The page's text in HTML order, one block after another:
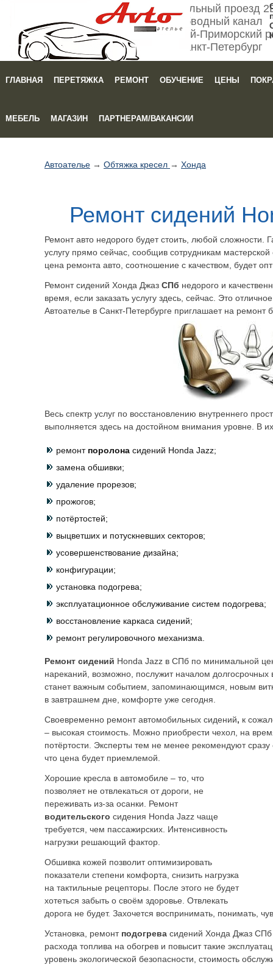
Мебельный проезд
Обводный канал
Кировский-Приморский
Санкт-Петербург
ГЛАВНАЯ ПЕРЕТЯЖКА РЕМОНТ ОБУЧЕНИЕ ЦЕНЫ
МЕБЕЛЬ МАГАЗИН ПАРТНЕРАМ/ВАКАНСИИ
Автоателье → Обтяжка кресел → Хонда
Ремонт сидений
Ремонт авто недорого будет стоить, любой сложности.
услугу прямо сейчас, сообщив сотрудникам
цена ремонта авто, соотношение с качеством, будет
Ремонт сидений Хонда Джаз СПб недорого и
время, если заказать услугу здесь, сейчас. Это
Автоателье в Санкт-Петербурге приглашает на ремонт
Весь спектр услуг по восстановлению внутреннего
выполняется здесь на достойном внимания уровне. В
ремонтпоролона сидений Honda Jazz;
замена обшивки;
удаление прорезов;
прожогов;
потёртостей;
выцветших и потускневших секторов;
усовершенствование дизайна;
конфигурации;
установка подогрева;
эксплуатационное обслуживание систем подогрева;
восстановление каркаса сидений;
ремонт регулировочного механизма.
Ремонт сидений Honda Jazz в СПб по минимальной
нареканий, возможно, послужит началом
станет важным событием, запоминающимся, новым
в завтрашнем дне, комфорте уже сегодня.
Своевременно ремонт автомобильных сидений, к
– высокая стоимость. Можно приобрести чехол, на
потёртости. Эксперты тем не менее рекомендуют
что цена будет приемлемой.
Хорошие кресла в автомобиле – то, что
позволяет не отвлекаться от дороги, не
переживать из-за осанки. Ремонт
водительского сидения Honda Jazz чаще
требуется, чем пассажирских. Интенсивность
нагрузки решающий фактор.
Обшивка кожей позволит оптимизировать
показатели степени комфорта, снизить нагрузка
на тактильные рецепторы. После этого не будет
хотеться забыть о своём здоровье. Отвлекать
дорога не будет. Захочется воспринимать, понимать,
Установка, ремонтподогрева сидений Хонда Джаз СПб
расхода топлива на обогрев и повысит такие
уровень экологической безопасности, стоимость